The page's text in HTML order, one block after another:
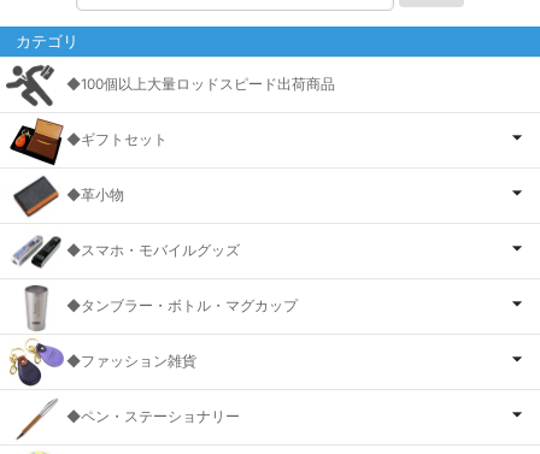
カテゴリ
◆100個以上大量ロッドスピード出荷商品
◆ギフトセット
◆革小物
◆スマホ・モバイルグッズ
◆タンブラー・ボトル・マグカップ
◆ファッション雑貨
◆ペン・ステーショナリー